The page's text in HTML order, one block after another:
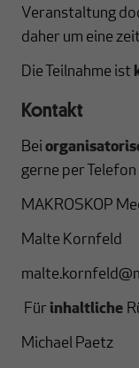
Veranstaltung
daher um eine
Die Teilnahme ist
Kontakt
Bei
gerne per Telefon
MAKROSKOP
Malte Kornfeld
Für inhaltliche
Michael Paetz